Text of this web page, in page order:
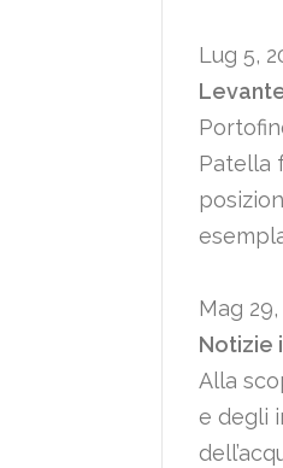
Lug 5,
Patella
Mag 29,
Notizie
Alla
e degli